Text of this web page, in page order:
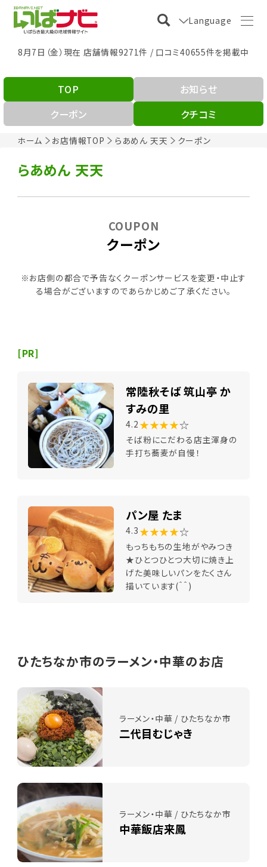
Language
8月7日（金）現在 店舗情報9271件 / 口コミ40655件を掲載中
ホーム お店情報TOP らあめん 天天 クーポン
TOP
お知らせ
クーポン
クチコミ
らあめん 天天
クーポン
COUPON
※お店側の都合で予告なくクーポンサービスを変更・中止す
る場合がございますのであらかじめご了承ください。
[PR]
常陸秋そば 筑山亭 か
すみの里
4.2 ★★★★☆
そば粉にこだわる店主渾身の
手打ち蕎麦が自慢！
パン屋 たま
4.3 ★★★★☆
もっちもちの生地がやみつき
★ひとつひとつ大切に焼き上
げた美味しいパンをたくさん
描いています(＾＾)
ひたちなか市のラーメン・中華のお店
ラーメン・中華 / ひたちなか市
二代目むじゃき
ラーメン・中華 / ひたちなか市
中華飯店来鳳